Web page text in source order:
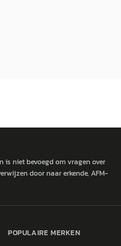
is niet bevoegd om vragen over
door naar erkende, AFM-
POPULAIRE MERKEN